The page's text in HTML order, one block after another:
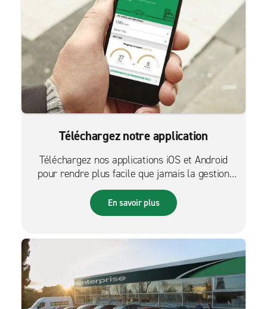
Téléchargez notre application
Téléchargez nos applications iOS et Android
pour rendre plus facile que jamais la gestion
des réservations sur le pouce.
En savoir plus